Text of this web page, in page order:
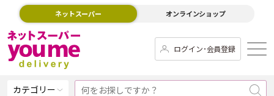
ネットスーパー オンラインショップ
ログイン･会員登録
カテゴリー